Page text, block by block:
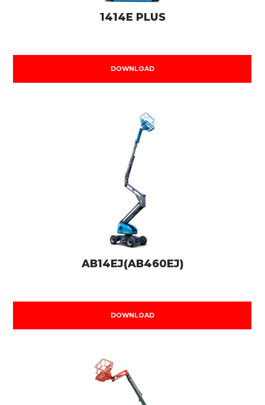
1414E PLUS
DOWNLOAD
AB14EJ(AB460EJ)
DOWNLOAD